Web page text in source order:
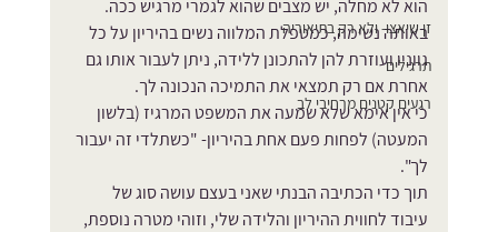
זן שיאצו- ולא רק בתיאוריה
תרגילים
רגעים קטנים מרחיבי לב
הוא לא מחלה, יש מצבים שהוא לגמרי מרגיש ככה.
באותה נשימה, כמטפלת המלווה נשים בהיריון על כל
גווניו ועוזרת להן להתכונן ללידה, ניתן לעבור אותו גם
אחרת אם רק תמצאי את התמיכה הנכונה לך.
כי אין אימא שלא שמעה את המשפט המרגיז (בלשון
המעטה) לפחות פעם אחת בהיריון- "כשתלדי זה יעבור
לך".
תוך כדי הכתיבה הבנתי שאני בעצם עושה סוג של
עיבוד לחווית ההיריון והלידה שלי, וזוהי מטרה נוספת,